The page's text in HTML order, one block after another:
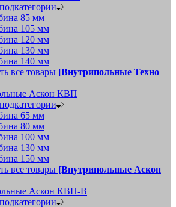
85 мм
105 мм
120 мм
130 мм
140 мм
все товары [Внутрипольные Техно
Аскон КВП
65 мм
80 мм
100 мм
130 мм
150 мм
все товары [Внутрипольные Аскон
Аскон КВП-В